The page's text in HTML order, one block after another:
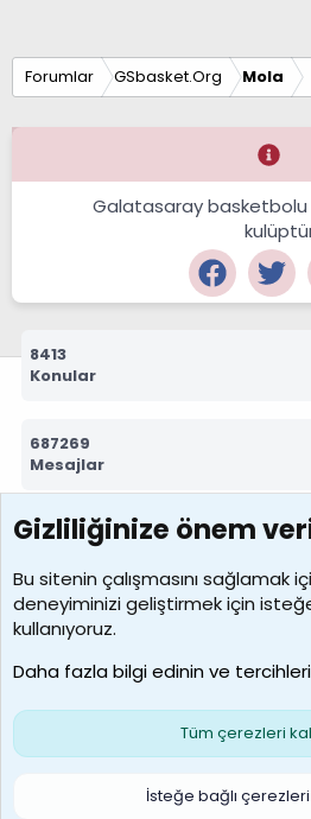
Forumlar GSbasket.Org Mola
Galatasaray basketbolu
8413
Konular
687269
Mesajlar
7388
Kullanıcılar
borabekirogluu
Son üye
Çerezler
S
Gizliliğinize önem
Bu sitenin çalışmasını sağlamak
deneyiminizi geliştirmek için
kullanıyoruz.
Daha fazla bilgi edinin ve
Tüm çerezleri
İsteğe bağlı